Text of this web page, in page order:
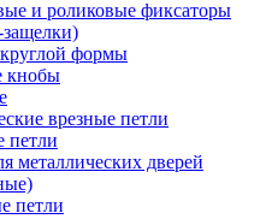
и роликовые фиксаторы
формы
кнобы
врезные петли
петли
металлических дверей
петли